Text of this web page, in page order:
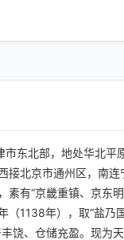
东北部，地处华北平
接北京市通州区，南连
素有“京畿重镇、京东
（1138年），取“盐乃
饶、仓储充盈。现为